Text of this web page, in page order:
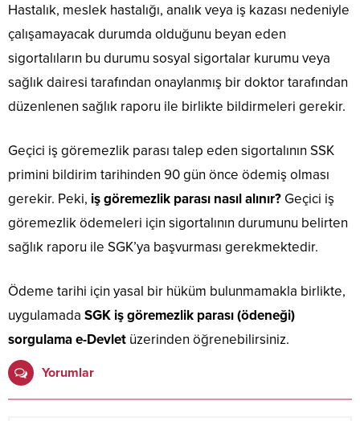
Hastalık, meslek hastalığı, analık veya iş kazası nedeniyle
çalışamayacak durumda olduğunu beyan eden
sigortalıların bu durumu sosyal sigortalar kurumu veya
sağlık dairesi tarafından onaylanmış bir doktor tarafından
düzenlenen sağlık raporu ile birlikte bildirmeleri gerekir.
Geçici iş göremezlik parası talep eden sigortalının SSK
primini bildirim tarihinden 90 gün önce ödemiş olması
gerekir. Peki, iş göremezlik parası nasıl alınır? Geçici iş
göremezlik ödemeleri için sigortalının durumunu belirten
sağlık raporu ile SGK’ya başvurması gerekmektedir.
Ödeme tarihi için yasal bir hüküm bulunmamakla birlikte,
uygulamada SGK iş göremezlik parası (ödeneği)
sorgulama e-Devlet üzerinden öğrenebilirsiniz.
Yorumlar